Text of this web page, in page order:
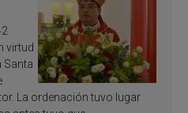
virtud
Santa
La ordenación tuvo lugar